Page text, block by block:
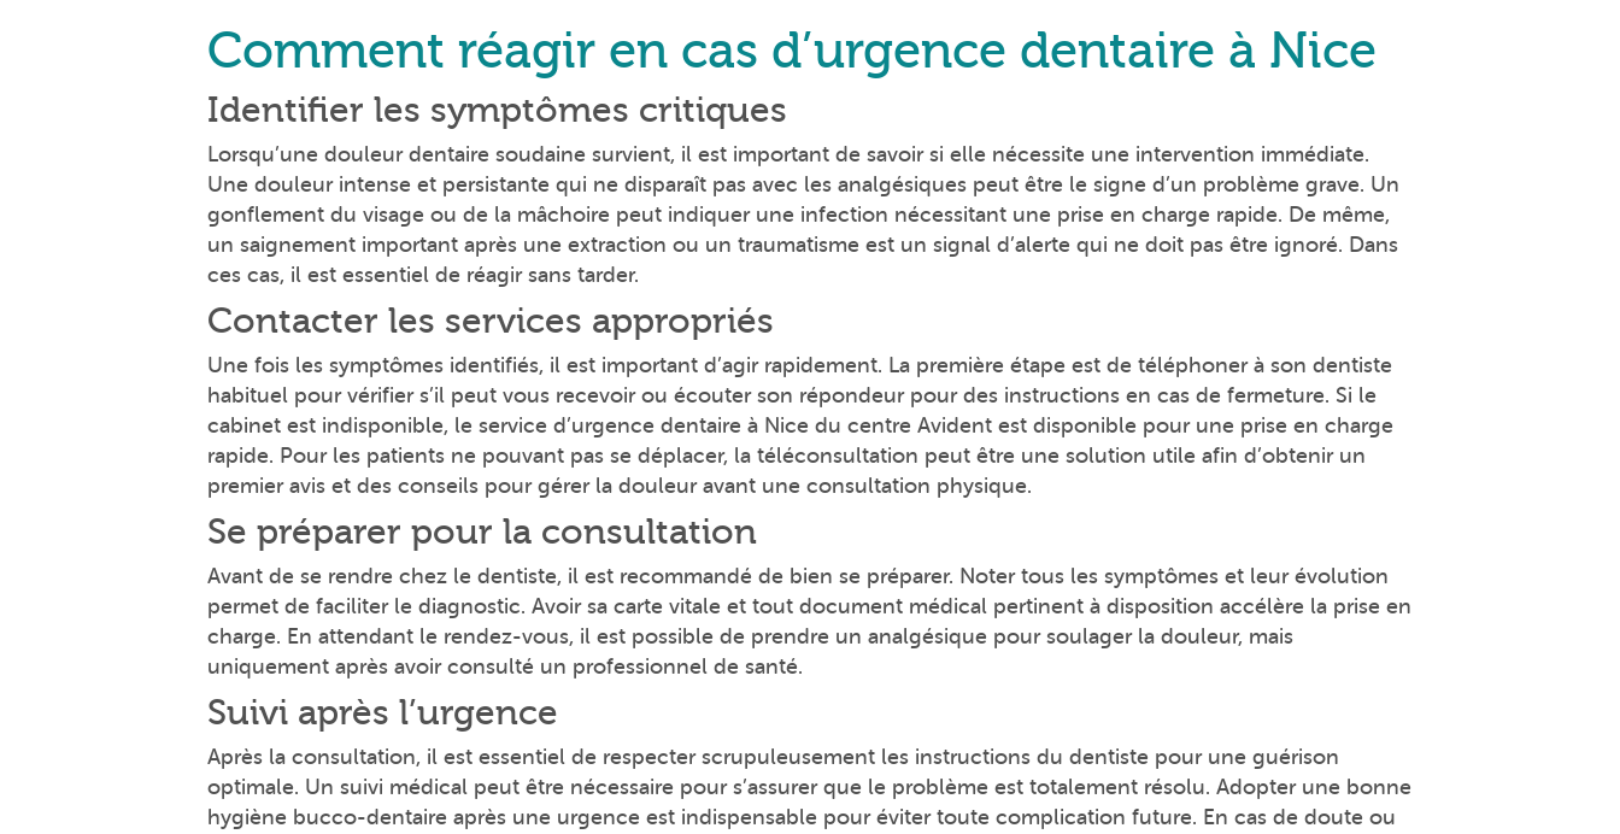
Comment réagir en cas d’urgence dentaire à Nice
Identifier les symptômes critiques
Lorsqu’une douleur dentaire soudaine survient, il est important de savoir si elle nécessite une intervention immédiate.
Une douleur intense et persistante qui ne disparaît pas avec les analgésiques peut être le signe d’un problème grave. Un
gonflement du visage ou de la mâchoire peut indiquer une infection nécessitant une prise en charge rapide. De même,
un saignement important après une extraction ou un traumatisme est un signal d’alerte qui ne doit pas être ignoré. Dans
ces cas, il est essentiel de réagir sans tarder.
Contacter les services appropriés
Une fois les symptômes identifiés, il est important d’agir rapidement. La première étape est de téléphoner à son dentiste
habituel pour vérifier s’il peut vous recevoir ou écouter son répondeur pour des instructions en cas de fermeture. Si le
cabinet est indisponible, le service d’urgence dentaire à Nice du centre Avident est disponible pour une prise en charge
rapide. Pour les patients ne pouvant pas se déplacer, la téléconsultation peut être une solution utile afin d’obtenir un
premier avis et des conseils pour gérer la douleur avant une consultation physique.
Se préparer pour la consultation
Avant de se rendre chez le dentiste, il est recommandé de bien se préparer. Noter tous les symptômes et leur évolution
permet de faciliter le diagnostic. Avoir sa carte vitale et tout document médical pertinent à disposition accélère la prise en
charge. En attendant le rendez-vous, il est possible de prendre un analgésique pour soulager la douleur, mais
uniquement après avoir consulté un professionnel de santé.
Suivi après l’urgence
Après la consultation, il est essentiel de respecter scrupuleusement les instructions du dentiste pour une guérison
optimale. Un suivi médical peut être nécessaire pour s’assurer que le problème est totalement résolu. Adopter une bonne
hygiène bucco-dentaire après une urgence est indispensable pour éviter toute complication future. En cas de doute ou